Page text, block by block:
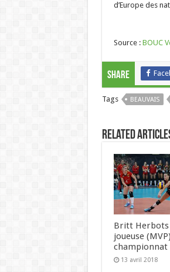
d’Europe des
Source : BOUC
Share
Tags BEAUVAIS
Related
Britt
joueuse
championnat
13 avril 2018